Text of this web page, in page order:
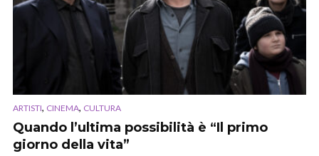
ARTISTI, CINEMA, CULTURA
Quando l’ultima possibilità è “Il primo
giorno della vita”